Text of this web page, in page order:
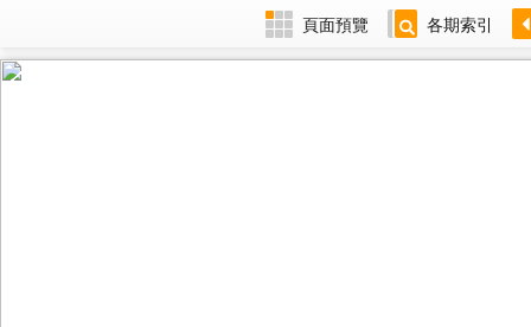
頁面預覽 各期索引